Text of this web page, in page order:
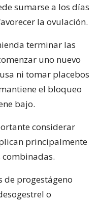
sumarse a los días
la ovulación.
terminar las
uno nuevo
ni tomar placebos
el bloqueo
bajo.
considerar
principalmente
de progestágeno
o